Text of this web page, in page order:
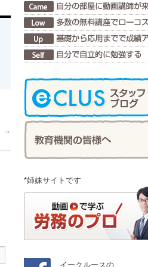
→
*姉妹サイトです
イークルースの